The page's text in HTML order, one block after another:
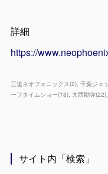
詳細
https://
三遠ネオフェニックス(2) 千葉ジェ
ーフタイムショー(18) 大西勘弥(22)
サイト内「検索」